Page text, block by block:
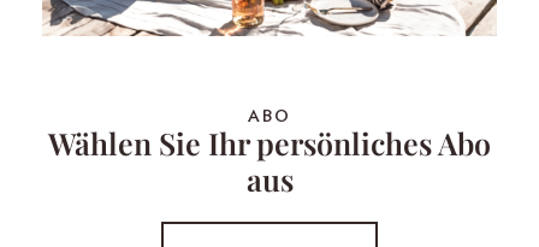
ABO
Wählen Sie Ihr persönliches Abo
aus